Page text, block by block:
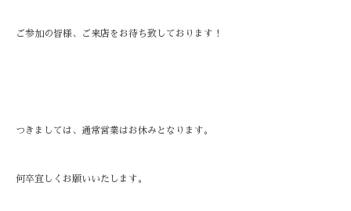
ご参加の皆様、ご来店をお待ち致しております！
つきましては、通常営業はお休みとなります。
何卒宜しくお願いいたします。